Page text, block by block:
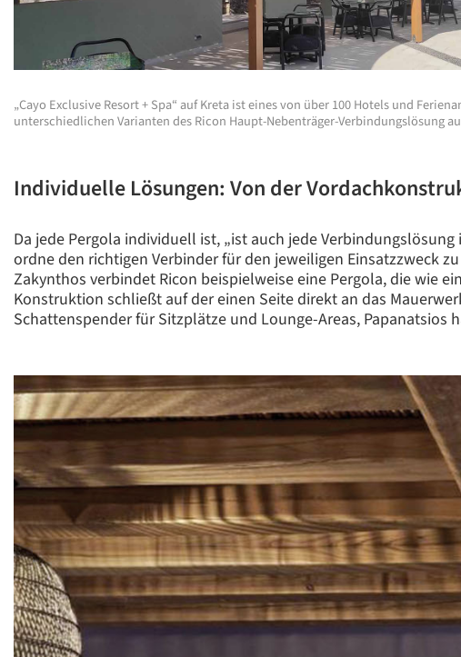
„Cayo Exclusive Resort + Spa“ auf Kreta ist eines von über 100 Hotels und
unterschiedlichen Varianten des Ricon Haupt-Nebenträger-Verbindungslösung
Individuelle Lösungen: Von der
Da jede Pergola individuell ist, „ist auch jede
ordne den richtigen Verbinder für den jeweiligen Einsatzzweck
Zakynthos verbindet Ricon beispielweise eine Pergola, die wie
Konstruktion schließt auf der einen Seite direkt an das
Schattenspender für Sitzplätze und Lounge-Areas,